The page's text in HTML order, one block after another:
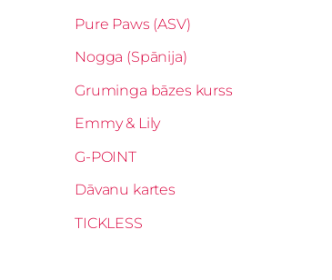
Pure Paws (ASV)
Nogga (Spānija)
Gruminga bāzes kurss
Emmy & Lily
G-POINT
Dāvanu kartes
TICKLESS